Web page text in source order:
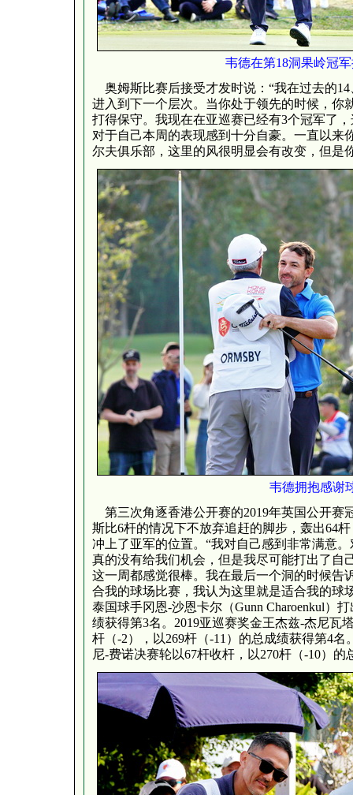
韦德在第18洞果岭冠
奥姆斯比赛后接受才发时说：“我在过去的
进入到下一个层次。当你处于领先的时候，你
打得保守。我现在在亚巡赛已经有3个冠军了
对于自己本周的表现感到十分自豪。一直以来
尔夫俱乐部，这里的风很明显会有改变，但是
韦德拥抱感谢
第三次角逐香港公开赛的2019年英国公开赛
斯比6杆的情况下不放弃追赶的脚步，轰出64
冲上了亚军的位置。“我对自己感到非常满意
真的没有给我们机会，但是我尽可能打出了
这一周都感觉很棒。我在最后一个洞的时候告
合我的球场比赛，我认为这里就是适合我的球
泰国球手冈恩-沙恩卡尔（Gunn Charoenkul）
绩获得第3名。2019亚巡赛奖金王杰兹-杰尼瓦塔
杆（-2），以269杆（-11）的总成绩获得第4
尼-费诺决赛轮以67杆收杆，以270杆（-10）的